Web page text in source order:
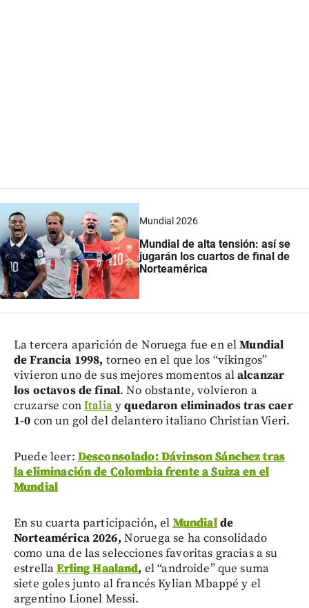
Mundial 2026
Mundial de alta tensión: así se
jugarán los cuartos de final de
Norteamérica
La tercera aparición de Noruega fue en elMundial
de Francia 1998, torneo en el que los “vikingos”
vivieron uno de sus mejores momentos alalcanzar
los octavos de final. No obstante, volvieron a
cruzarse conItaliayquedaron eliminados tras caer
1-0 con un gol del delantero italiano Christian Vieri.
Puede leer: Desconsolado: Dávinson Sánchez tras
la eliminación de Colombia frente a Suiza en el
Mundial
En su cuarta participación, el Mundialde
Norteamérica 2026, Noruega se ha consolidado
como una de las selecciones favoritas gracias a su
estrellaErling Haaland, el “androide” que suma
siete goles junto al francés Kylian Mbappé y el
argentino Lionel Messi.